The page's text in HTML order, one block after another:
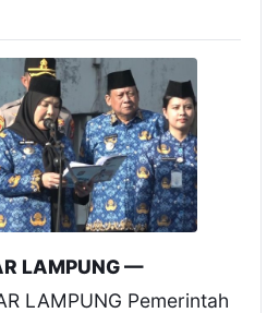
LAMPUNG —
LAMPUNG Pemerintah